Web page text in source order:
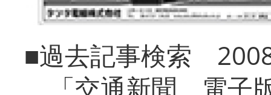
■過去記事検索
「交通新聞 電子